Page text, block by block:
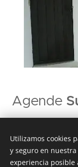
Agende
Utilizamos cookies
y seguro en
experiencia posible